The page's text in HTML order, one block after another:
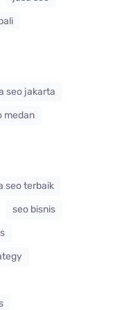
seo jakarta
medan
seo terbaik
seo bisnis